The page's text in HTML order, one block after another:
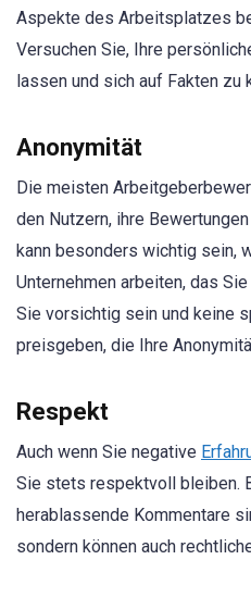
Aspekte des Arbeitsplatzes
Versuchen Sie, Ihre
lassen und sich auf Fakten zu
Anonymität
Die meisten
den Nutzern, ihre
kann besonders wichtig sein,
Unternehmen arbeiten, das
Sie vorsichtig sein und keine
preisgeben, die Ihre
Respekt
Auch wenn Sie negative
Sie stets respektvoll bleiben.
herablassende Kommentare
sondern können auch